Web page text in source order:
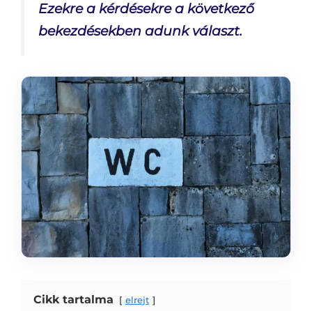
Ezekre a kérdésekre a következő
bekezdésekben adunk választ.
Cikk tartalma elrejt